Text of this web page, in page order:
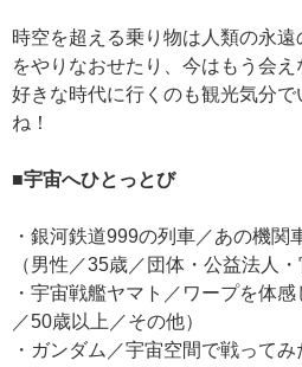
時空を超える乗り物は人類の永
をやりなおせたり、今はもう会
好きな時代に行くのも観光気分
ね！
■宇宙へひとっとび
・銀河鉄道999の列車／あの機関
（男性／35歳／団体・公益法人・
・宇宙戦艦ヤマト／ワープを体
／50歳以上／その他）
・ガンダム／宇宙空間で戦って